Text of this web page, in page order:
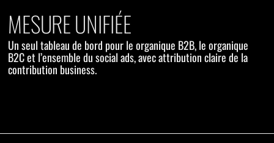
MESURE UNIFIÉE
Un seul tableau de bord pour le organique B2B, le organique
B2C et l’ensemble du social ads, avec attribution claire de la
contribution business.